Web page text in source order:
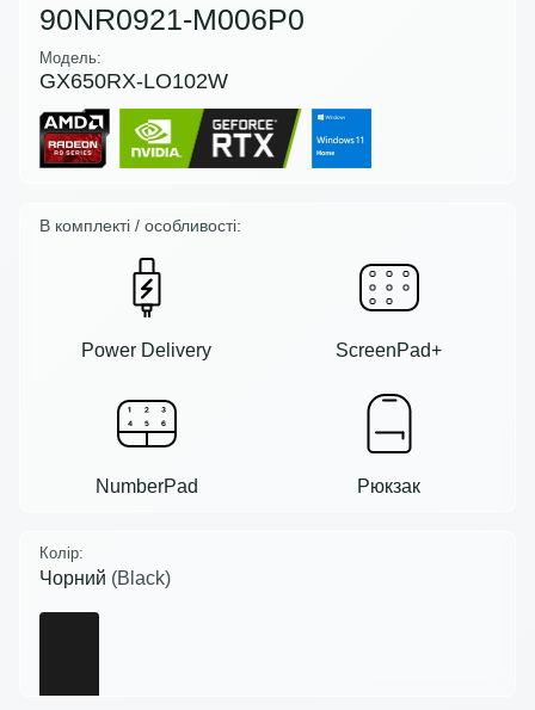
90NR0921-M006P0
Модель:
GX650RX-LO102W
В комплекті / особливості:
Power Delivery ScreenPad+
NumberPad Рюкзак
Колір:
Чорний (Black)